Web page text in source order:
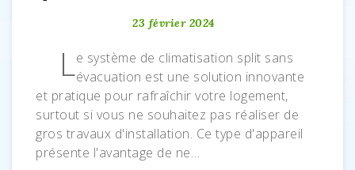
23 février 2024
Le système de climatisation split sans
évacuation est une solution innovante
et pratique pour rafraîchir votre logement,
surtout si vous ne souhaitez pas réaliser de
gros travaux d'installation. Ce type d'appareil
présente l'avantage de ne…